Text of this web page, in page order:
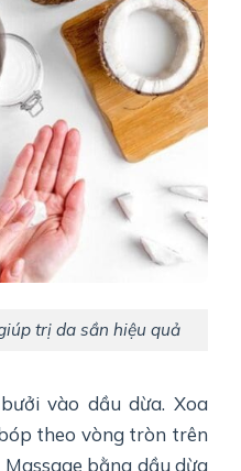
trị da sần hiệu quả
vào dầu dừa. Xoa
theo vòng tròn trên
bằng dầu dừa